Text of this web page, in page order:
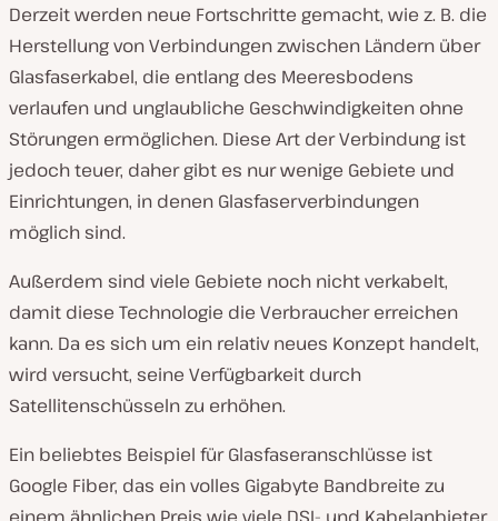
Derzeit werden neue Fortschritte gemacht, wie z. B. die
Herstellung von Verbindungen zwischen Ländern über
Glasfaserkabel, die entlang des Meeresbodens
verlaufen und unglaubliche Geschwindigkeiten ohne
Störungen ermöglichen. Diese Art der Verbindung ist
jedoch teuer, daher gibt es nur wenige Gebiete und
Einrichtungen, in denen Glasfaserverbindungen
möglich sind.
Außerdem sind viele Gebiete noch nicht verkabelt,
damit diese Technologie die Verbraucher erreichen
kann. Da es sich um ein relativ neues Konzept handelt,
wird versucht, seine Verfügbarkeit durch
Satellitenschüsseln zu erhöhen.
Ein beliebtes Beispiel für Glasfaseranschlüsse ist
Google Fiber, das ein volles Gigabyte Bandbreite zu